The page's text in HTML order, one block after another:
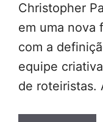
Christopher
em uma nova
com a
equipe
de roteiristas.